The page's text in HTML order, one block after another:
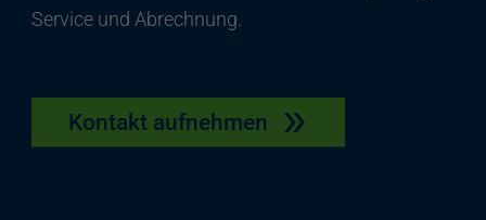
Service und Abrechnung.
Kontakt aufnehmen